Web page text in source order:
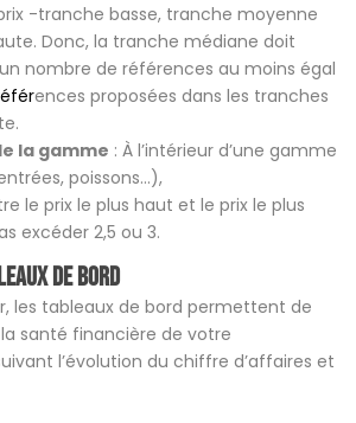
-tranche basse, tranche moyenne
Donc, la tranche médiane doit
nombre de références au moins égal
ences proposées dans les tranches
la gamme : À l’intérieur d’une gamme
poissons…),
le prix le plus haut et le prix le plus
excéder 2,5 ou 3.
de bord
les tableaux de bord permettent de
santé financière de votre
l’évolution du chiffre d’affaires et